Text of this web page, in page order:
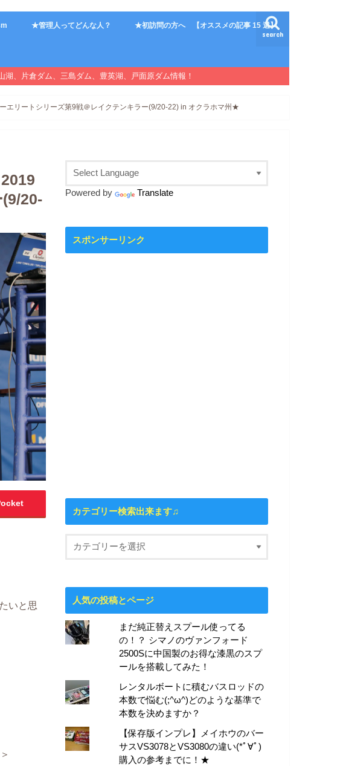
search
★管理人ってどんな人？ ★初訪問の方へ 【オススメの記事 15 選】
、片倉ダム、三島ダム、豊英湖、戸面原ダム情報！
エリートシリーズ第9戦＠レイクテンキラー(9/20-22) in オクラホマ州★
20-
いと思
Powered by Translate
スポンサーリンク
カテゴリー検索出来ます♫
人気の投稿とページ
まだ純正替えスプール使ってる
の！？ シマノのヴァンフォード
2500Sに中国製のお得な漆黒のスプ
ールを搭載してみた！
レンタルボートに積むバスロッドの
本数で悩む(;^ω^)どのような基準で
本数を決めますか？
【保存版インプレ】メイホウのバー
サスVS3078とVS3080の違い(*ﾟ∀ﾟ)
購入の参考までに！★